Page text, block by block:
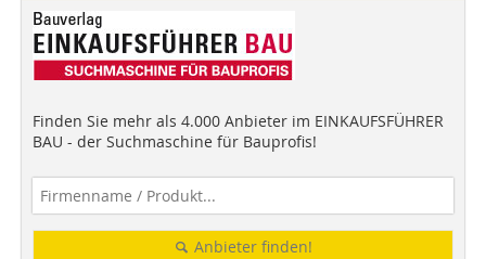
Finden Sie mehr als 4.000 Anbieter im EINKAUFSFÜHRER
BAU - der Suchmaschine für Bauprofis!
Anbieter finden!